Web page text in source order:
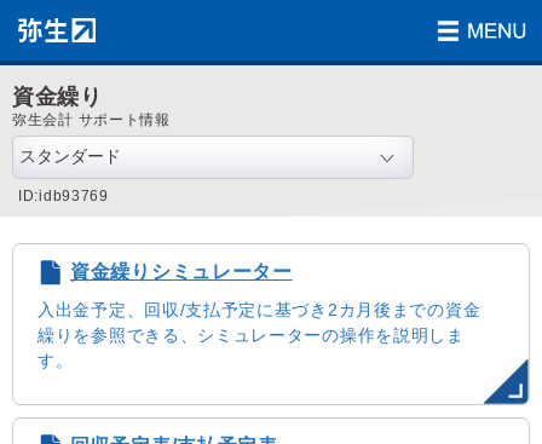
資金繰り
弥生会計 サポート情報
ID:idb93769
資金繰りシミュレーター
入出金予定、回収/支払予定に基づき2カ月後までの資金
繰りを参照できる、シミュレーターの操作を説明しま
す。